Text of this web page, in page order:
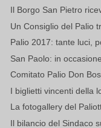
Il Borgo San Pietro
Un Consiglio del Palio
Palio 2017: tante luci,
San Paolo: in
Comitato Palio Don
I biglietti vincenti della
La fotogallery del
Il bilancio del Sindaco